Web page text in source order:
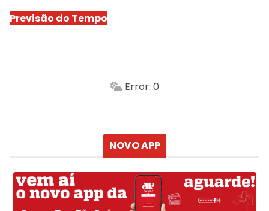
Previsão do Tempo
Min.
Error: 0
NOVO APP